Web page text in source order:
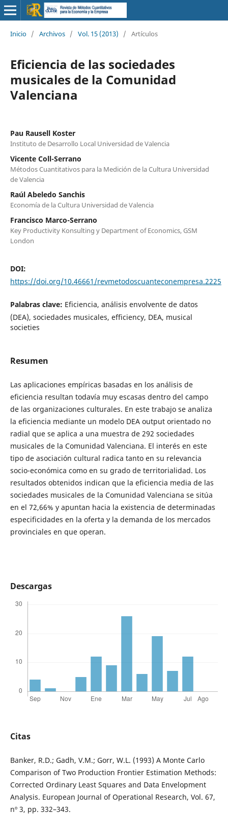
Inicio / Archivos / Vol. 15 (2013) / Artículos
Eficiencia de las sociedades
musicales de la Comunidad
Valenciana
Pau Rausell Koster
Instituto de Desarrollo Local Universidad de Valencia
Vicente Coll-Serrano
Métodos Cuantitativos para la Medición de la Cultura Universidad
de Valencia
Raúl Abeledo Sanchis
Economía de la Cultura Universidad de Valencia
Francisco Marco-Serrano
Key Productivity Konsulting y Department of Economics, GSM
London
DOI:
https://doi.org/10.46661/revmetodoscuanteconempresa.2225
Palabras clave: Eficiencia, análisis envolvente de datos
(DEA), sociedades musicales, efficiency, DEA, musical
societies
Resumen
Las aplicaciones empíricas basadas en los análisis de
eficiencia resultan todavía muy escasas dentro del campo
de las organizaciones culturales. En este trabajo se analiza
la eficiencia mediante un modelo DEA output orientado no
radial que se aplica a una muestra de 292 sociedades
musicales de la Comunidad Valenciana. El interés en este
tipo de asociación cultural radica tanto en su relevancia
socio-económica como en su grado de territorialidad. Los
resultados obtenidos indican que la eficiencia media de las
sociedades musicales de la Comunidad Valenciana se sitúa
en el 72,66% y apuntan hacia la existencia de determinadas
especificidades en la oferta y la demanda de los mercados
provinciales en que operan.
Descargas
Citas
Banker, R.D.; Gadh, V.M.; Gorr, W.L. (1993) A Monte Carlo
Comparison of Two Production Frontier Estimation Methods:
Corrected Ordinary Least Squares and Data Envelopment
Analysis. European Journal of Operational Research, Vol. 67,
nº 3, pp. 332–343.